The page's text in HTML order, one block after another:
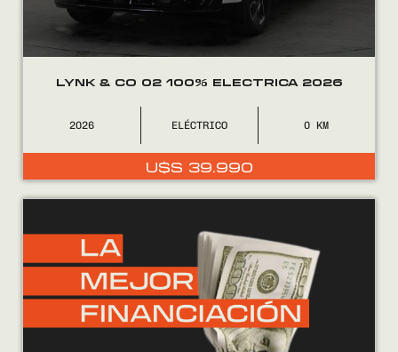
LYNK & CO 02 100% ELECTRICA 2026
2026 ELÉCTRICO 0
U$S 39.990